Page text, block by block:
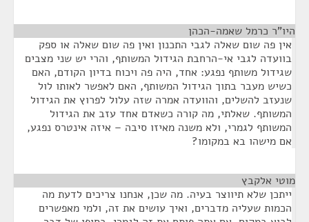
היו"ר כרמל שאמה-הכהן
אין פה שום שאלה לגבי התכנון ואין פה שום שאלה או ספק
בוועדה לגבי אי-הרחבת הגידול המשותף, והרי יש שני מצבים
שגידול משותף נפגע: אחד, היה פה ויכוח בדיון הקודם, האם
כשיש מעבר בתוך הגידול המשותף, האם לאפשר לאותו לול
שנעזב להשלים, והוועדה אמרה שזה עלול לפרוץ את הגידול
המשותף. שאלתי, מה קורה כשאדם אחד עזב את הגידול
המשותף לגמרי, ולא משנה מאיזו סיבה – איזה אינטרס נפגע,
אם מישהו בא במקומו?
מוטי אלקבץ
ייתכן שלא תיווצר בעיה. מה שכן, אנחנו צריכים לדעת מה
הכמות שעליה מדברים, ואיך עושים את זה, ולמי מאפשרים